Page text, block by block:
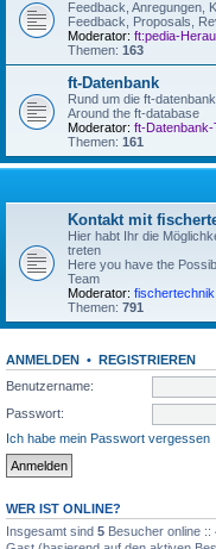
Feedback, Anregungen,
Feedback, Proposals,
Moderator: ft:pedia-
Themen: 163
ft-Datenbank
Rund um die ft-datenbank
Around the ft-database
Moderator: ft-Datenbank-
Themen: 161
Kontakt mit
Hier habt Ihr die
treten
Here you have the
Team
Moderator:
Themen: 791
ANMELDEN • REGISTRIEREN
Benutzername:
Passwort:
Ich habe mein Passwort vergessen
WER IST ONLINE?
Insgesamt sind 5 Besucher online ::